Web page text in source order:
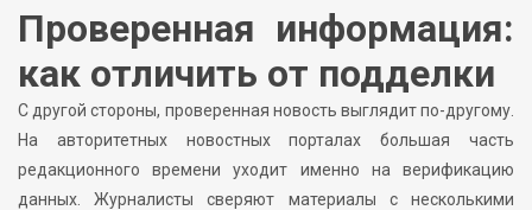
Проверенная информация:
как отличить от подделки
С другой стороны, проверенная новость выглядит по-другому.
На авторитетных новостных порталах большая часть
редакционного времени уходит именно на верификацию
данных. Журналисты сверяют материалы с несколькими